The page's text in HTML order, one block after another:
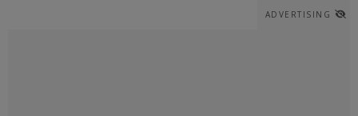
ADVERTISING